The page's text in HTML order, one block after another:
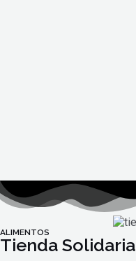
ALIMENTOS
Tienda Solidaria